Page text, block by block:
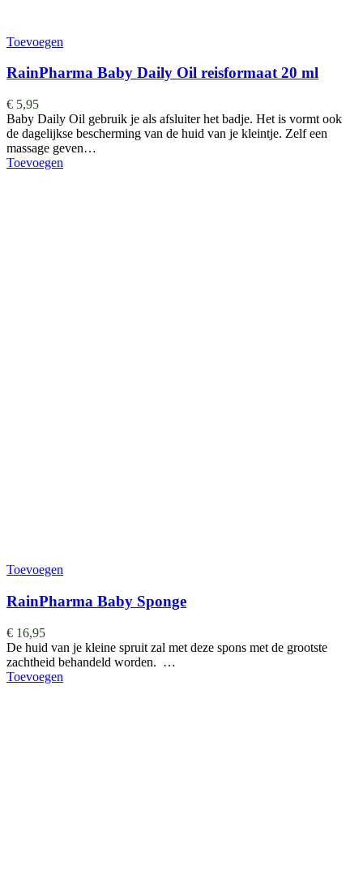
Toevoegen
RainPharma Baby Daily Oil reisformaat 20 ml
€ 5,95
Baby Daily Oil gebruik je als afsluiter het badje. Het is vormt ook
de dagelijkse bescherming van de huid van je kleintje. Zelf een
massage geven…
Toevoegen
Toevoegen
RainPharma Baby Sponge
€ 16,95
De huid van je kleine spruit zal met deze spons met de grootste
zachtheid behandeld worden. …
Toevoegen